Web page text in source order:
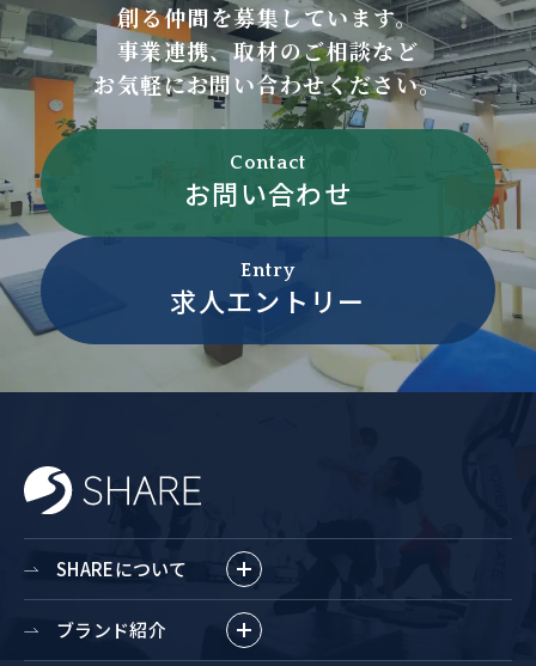
創る仲間を募集しています。
事業連携、取材のご相談など
お気軽にお問い合わせください。
Contact
お問い合わせ
Entry
求人エントリー
SHAREについて
ブランド紹介